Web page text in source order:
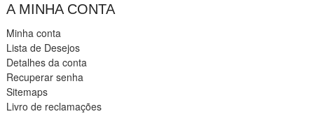
A MINHA CONTA
Minha conta
Lista de Desejos
Detalhes da conta
Recuperar senha
Sitemaps
Livro de reclamações